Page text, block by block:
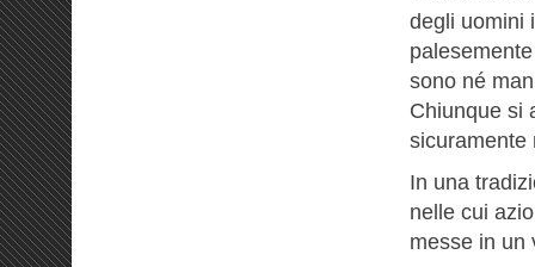
degli uomini
sono né
Chiunque si
sicuramente
In una
nelle cui
messe in un